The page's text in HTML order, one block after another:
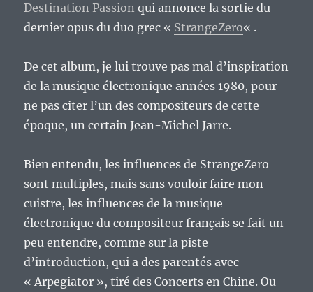
Destination Passion qui annonce la sortie du
dernier opus du duo grec « StrangeZero« .
De cet album, je lui trouve pas mal d’inspiration
de la musique électronique années 1980, pour
ne pas citer l’un des compositeurs de cette
époque, un certain Jean-Michel Jarre.
Bien entendu, les influences de StrangeZero
sont multiples, mais sans vouloir faire mon
cuistre, les influences de la musique
électronique du compositeur français se fait un
peu entendre, comme sur la piste
d’introduction, qui a des parentés avec
« Arpegiator », tiré des Concerts en Chine. Ou